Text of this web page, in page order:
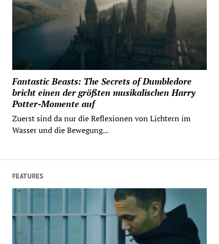
Fantastic Beasts: The Secrets of Dumbledore
bricht einen der größten musikalischen Harry
Potter-Momente auf
Zuerst sind da nur die Reflexionen von Lichtern im
Wasser und die Bewegung...
FEATURES